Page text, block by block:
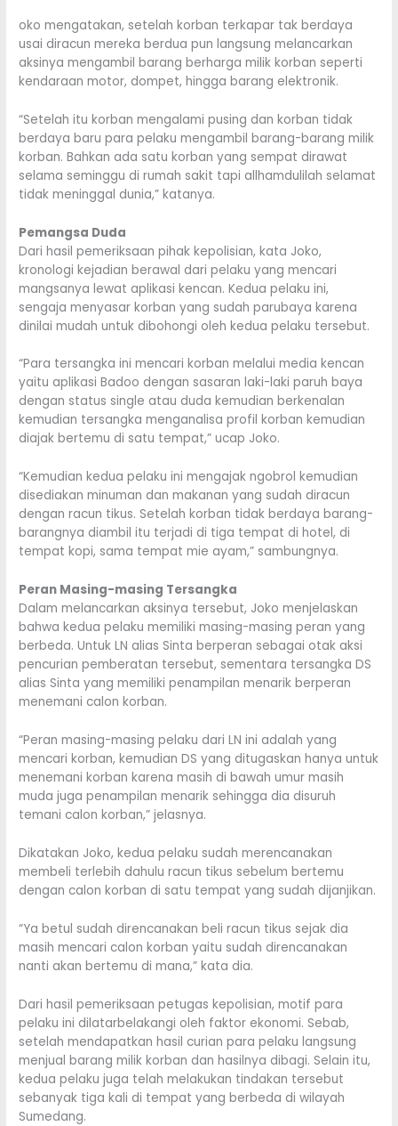
oko mengatakan, setelah korban terkapar tak berdaya
usai diracun mereka berdua pun langsung melancarkan
aksinya mengambil barang berharga milik korban seperti
kendaraan motor, dompet, hingga barang elektronik.
“Setelah itu korban mengalami pusing dan korban tidak
berdaya baru para pelaku mengambil barang-barang milik
korban. Bahkan ada satu korban yang sempat dirawat
selama seminggu di rumah sakit tapi allhamdulilah selamat
tidak meninggal dunia,” katanya.
Pemangsa Duda
Dari hasil pemeriksaan pihak kepolisian, kata Joko,
kronologi kejadian berawal dari pelaku yang mencari
mangsanya lewat aplikasi kencan. Kedua pelaku ini,
sengaja menyasar korban yang sudah parubaya karena
dinilai mudah untuk dibohongi oleh kedua pelaku tersebut.
“Para tersangka ini mencari korban melalui media kencan
yaitu aplikasi Badoo dengan sasaran laki-laki paruh baya
dengan status single atau duda kemudian berkenalan
kemudian tersangka menganalisa profil korban kemudian
diajak bertemu di satu tempat,” ucap Joko.
“Kemudian kedua pelaku ini mengajak ngobrol kemudian
disediakan minuman dan makanan yang sudah diracun
dengan racun tikus. Setelah korban tidak berdaya barang-
barangnya diambil itu terjadi di tiga tempat di hotel, di
tempat kopi, sama tempat mie ayam,” sambungnya.
Peran Masing-masing Tersangka
Dalam melancarkan aksinya tersebut, Joko menjelaskan
bahwa kedua pelaku memiliki masing-masing peran yang
berbeda. Untuk LN alias Sinta berperan sebagai otak aksi
pencurian pemberatan tersebut, sementara tersangka DS
alias Sinta yang memiliki penampilan menarik berperan
menemani calon korban.
“Peran masing-masing pelaku dari LN ini adalah yang
mencari korban, kemudian DS yang ditugaskan hanya untuk
menemani korban karena masih di bawah umur masih
muda juga penampilan menarik sehingga dia disuruh
temani calon korban,” jelasnya.
Dikatakan Joko, kedua pelaku sudah merencanakan
membeli terlebih dahulu racun tikus sebelum bertemu
dengan calon korban di satu tempat yang sudah dijanjikan.
“Ya betul sudah direncanakan beli racun tikus sejak dia
masih mencari calon korban yaitu sudah direncanakan
nanti akan bertemu di mana,” kata dia.
Dari hasil pemeriksaan petugas kepolisian, motif para
pelaku ini dilatarbelakangi oleh faktor ekonomi. Sebab,
setelah mendapatkan hasil curian para pelaku langsung
menjual barang milik korban dan hasilnya dibagi. Selain itu,
kedua pelaku juga telah melakukan tindakan tersebut
sebanyak tiga kali di tempat yang berbeda di wilayah
Sumedang.